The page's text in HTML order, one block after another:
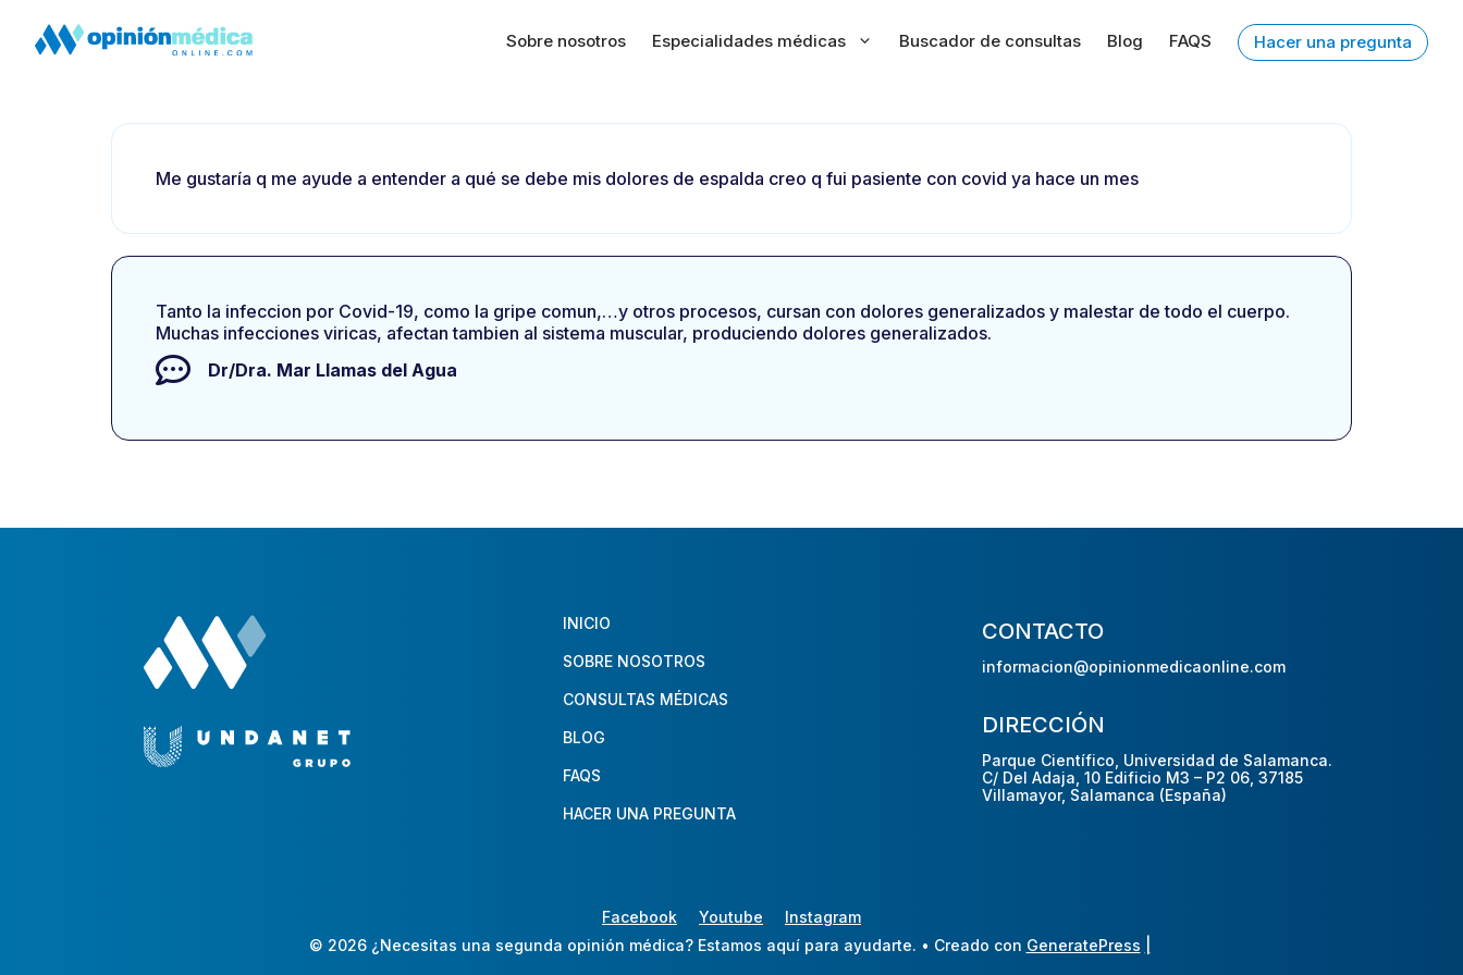
Sobre nosotros Especialidades médicas Buscador de consultas Blog FAQS Hacer una pregunta
Me gustaría q me ayude a entender a qué se debe mis dolores de espalda creo q fui pasiente con covid ya hace un mes
Tanto la infeccion por Covid-19, como la gripe comun,…y otros procesos, cursan con dolores generalizados y malestar de todo el cuerpo.
Muchas infecciones viricas, afectan tambien al sistema muscular, produciendo dolores generalizados.
Dr/Dra. Mar Llamas del Agua
INICIO
SOBRE NOSOTROS
CONSULTAS MÉDICAS
BLOG
FAQS
HACER UNA PREGUNTA
CONTACTO
informacion@opinionmedicaonline.com
DIRECCIÓN
Parque Científico, Universidad de Salamanca.
C/ Del Adaja, 10 Edificio M3 – P2 06, 37185
Villamayor, Salamanca (España)
Facebook Youtube
Instagram
© 2026 ¿Necesitas una segunda opinión médica? Estamos aquí para ayudarte. • Creado con GeneratePress